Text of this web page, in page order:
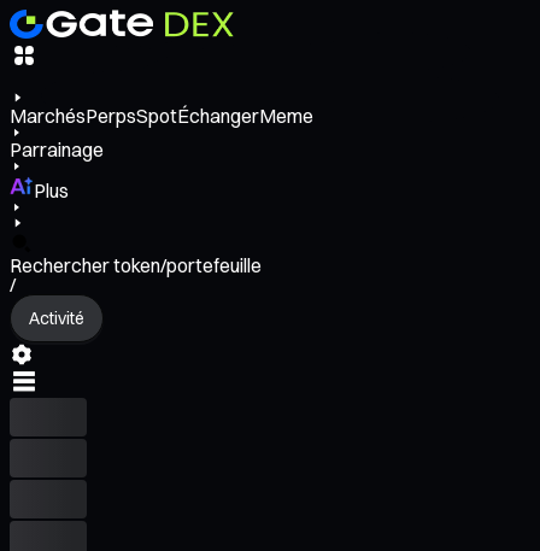
MarchésPerpsSpotÉchangerMeme
Parrainage
Plus
Rechercher token/portefeuille
/
Activité